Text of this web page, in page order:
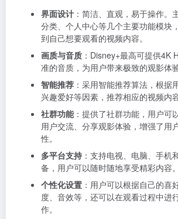
界面设计 ：简洁、直观，易于操作。
分类、个人中心等几个主要功能模块
到自己想要观看的视频内容。
画质与音质 ：Disney+最高可提供4K
准的音质，为用户带来极致的观影体验
智能推荐 ：采用智能推荐算法，根据
兴趣爱好等因素，推荐相应的视频内容
社群功能：提供了社群功能，用户可
用户交流、分享观影体验，增强了用
性。
多平台支持 ：支持电视、电脑、手机
备，用户可以随时随地享受精彩内容。
个性化设置 ：用户可以根据自己的喜
度、音效等，还可以在观看过程中进
作。